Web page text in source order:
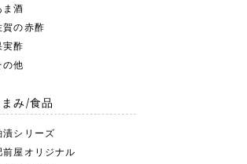
ま酒
賀の赤酢
実酢
の他
み/食品
漬シリーズ
前屋オリジナル